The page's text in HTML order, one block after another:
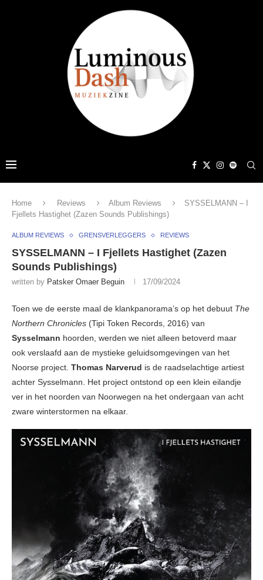
Home Reviews Album Reviews
SYSSELMANN – I
Fjellets Hastighet (Zazen Sounds Publishings)
ALBUM REVIEWS GRENSVERLEGGERS REVIEWS
SYSSELMANN – I Fjellets Hastighet (Zazen
Sounds Publishings)
written by Patsker Omaer Beguin 17/09/2024
Toen we de eerste maal de klankpanorama’s op het debuut The
Northern Chronicles (Tipi Token Records, 2016) van
Sysselmann hoorden, werden we niet alleen betoverd maar
ook verslaafd aan de mystieke geluidsomgevingen van het
Noorse project. Thomas Narverud is de raadselachtige artiest
achter Sysselmann. Het project ontstond op een klein eilandje
ver in het noorden van Noorwegen na het ondergaan van acht
zware winterstormen na elkaar.